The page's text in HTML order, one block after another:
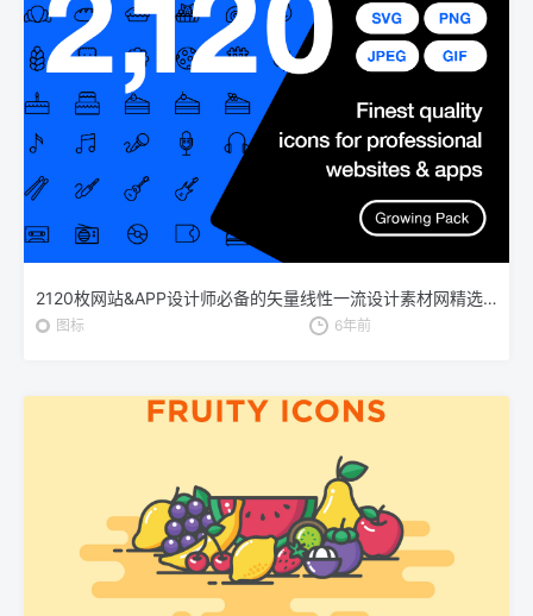
2120枚网站&APP设计师必备的矢量线性一流设计素材网精选图标集 Ultimate Icons Growing Pack
图标 6年前